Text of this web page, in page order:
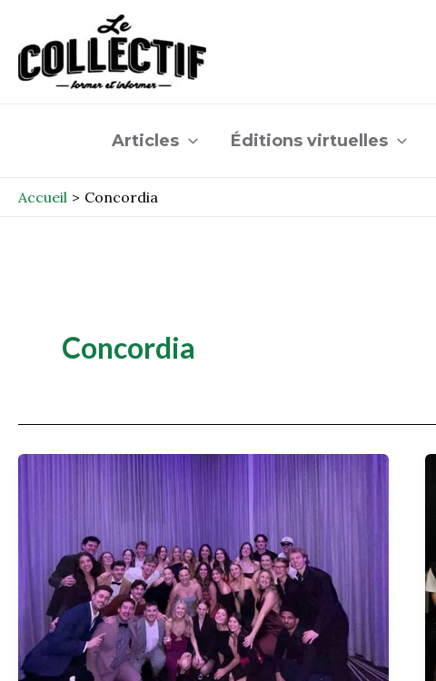
contenu
Articles Éditions virtuelles
Accueil Concordia
Concordia